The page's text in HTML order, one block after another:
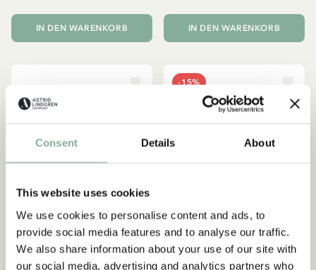
Consent Details About
This website uses cookies
We use cookies to personalise content and ads, to
provide social media features and to analyse our traffic.
We also share information about your use of our site with
our social media, advertising and analytics partners who
IN DEN WARENKORB IN DEN WARENKORB
-15%
Abonnieren Sie unseren
Newsletter und erhalten Sie 10
% Rabatt!
Werden Sie Abonnent des Astrid Lindgren Store
Newsletters und erhalten Sie exklusive